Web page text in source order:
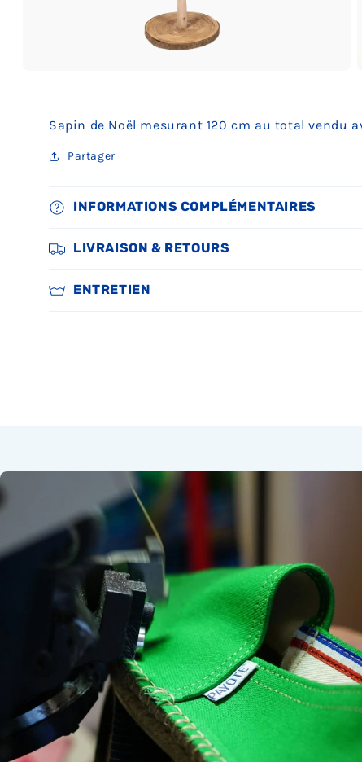
modale
Sapin de Noël mesurant 120 cm au total vendu
Partager
INFORMATIONS COMPLÉMENTAIRES
LIVRAISON & RETOURS
ENTRETIEN